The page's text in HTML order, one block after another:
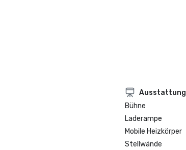
Ausstattung
Bühne
Laderampe
Mobile Heizkörper
Stellwände